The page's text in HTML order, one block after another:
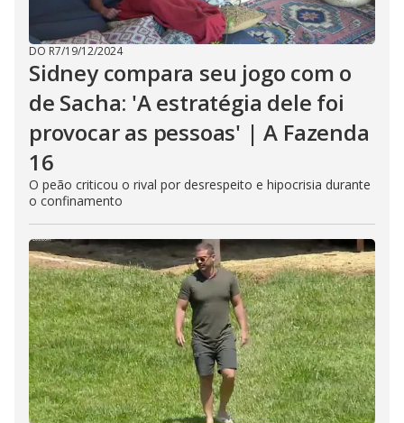
DO R7/19/12/2024
Sidney compara seu jogo com o
de Sacha: 'A estratégia dele foi
provocar as pessoas' | A Fazenda
16
O peão criticou o rival por desrespeito e hipocrisia durante
o confinamento